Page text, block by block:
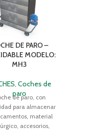
DE PARO –
MODELO:
MH3
, Coches de
paro
de paro, con
para almacenar
material
accesorios,